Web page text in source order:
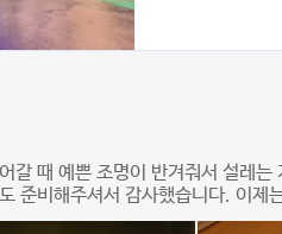
갈 때 예쁜 조명이 반겨줘서 설레
준비해주셔서 감사했습니다. 이제